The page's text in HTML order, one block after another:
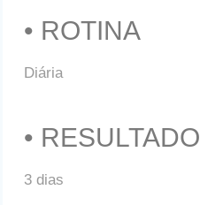
• ROTINA
Diária
• RESULTADO
3 dias